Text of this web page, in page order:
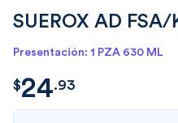
SUEROX AD
Presentación: 1 PZA 630 ML
$24.931648
$24.93